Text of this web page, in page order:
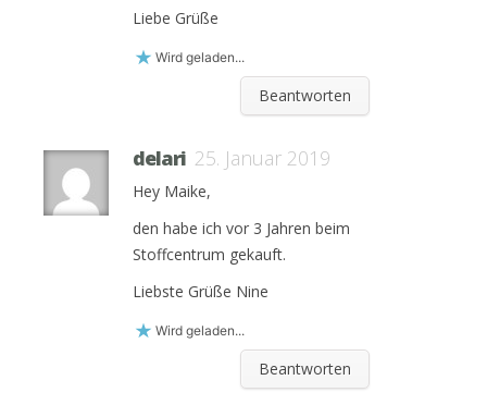
Liebe Grüße
Wird geladen...
Beantworten
delari 25. Januar 2019
Hey Maike,
den habe ich vor 3 Jahren beim
Stoffcentrum gekauft.
Liebste Grüße Nine
Wird geladen...
Beantworten